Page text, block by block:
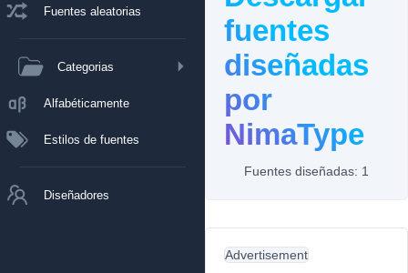
Fuentes aleatorias
Categorias
Alfabéticamente
Estilos de fuentes
Diseñadores
fuentes
diseñadas
por
NimaType
Fuentes diseñadas: 1
Advertisement